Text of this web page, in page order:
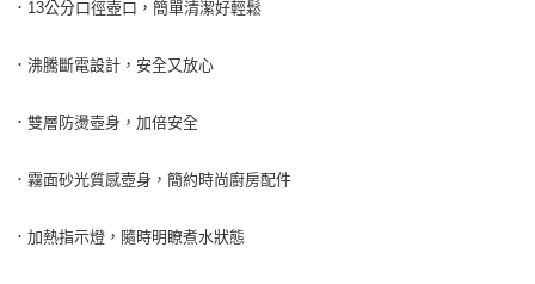
．13公分口徑壺口，簡單清潔好輕鬆
．沸騰斷電設計，安全又放心
．雙層防燙壺身，加倍安全
．霧面砂光質感壺身，簡約時尚廚房配件
．加熱指示燈，隨時明瞭煮水狀態